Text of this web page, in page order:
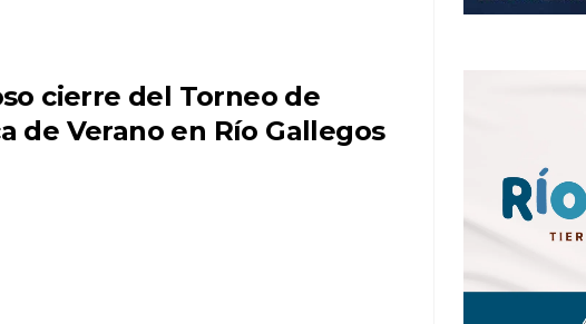
cierre del Torneo de
de Verano en Río Gallegos